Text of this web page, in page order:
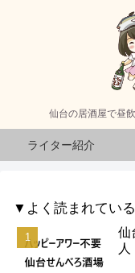
仙台の居酒屋で昼
ライター紹介
▼よく読まれてい
仙